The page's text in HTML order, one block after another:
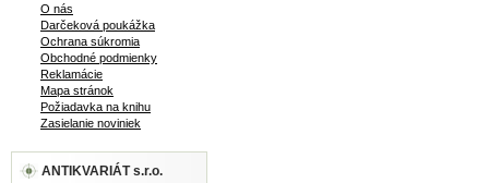
O nás
Darčeková poukážka
Ochrana súkromia
Obchodné podmienky
Reklamácie
Mapa stránok
Požiadavka na knihu
Zasielanie noviniek
ANTIKVARIÁT s.r.o.